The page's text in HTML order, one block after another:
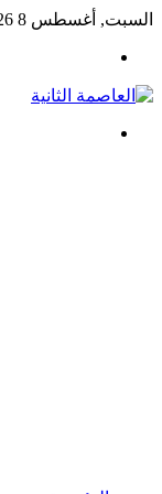
السبت, أغسطس 8 2026